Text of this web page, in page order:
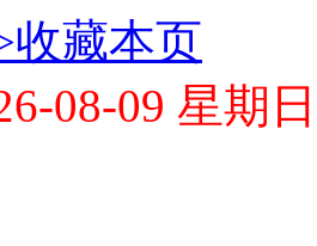
收藏本页
08-09 星期日